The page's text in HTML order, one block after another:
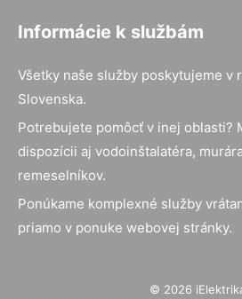
Informácie k službám
Všetky naše služby poskytujeme v
Slovenska.
Potrebujete pomôcť v inej oblasti?
dispozícii aj vodoinštalatéra,
remeselníkov.
Ponúkame komplexné služby
priamo v ponuke webovej stránky.
© 2026